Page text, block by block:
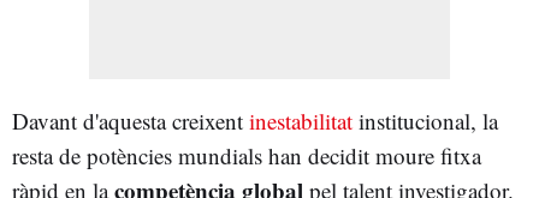
Davant d'aquesta creixent inestabilitat institucional, la
resta de potències mundials han decidit moure fitxa
ràpid en lacompetència global pel talent investigador.